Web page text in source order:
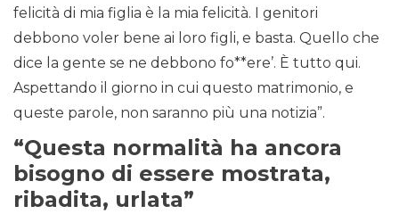
felicità di mia figlia è la mia felicità. I genitori
debbono voler bene ai loro figli, e basta. Quello che
dice la gente se ne debbono fo**ere’. È tutto qui.
Aspettando il giorno in cui questo matrimonio, e
queste parole, non saranno più una notizia”.
“Questa normalità ha ancora
bisogno di essere mostrata,
ribadita, urlata”